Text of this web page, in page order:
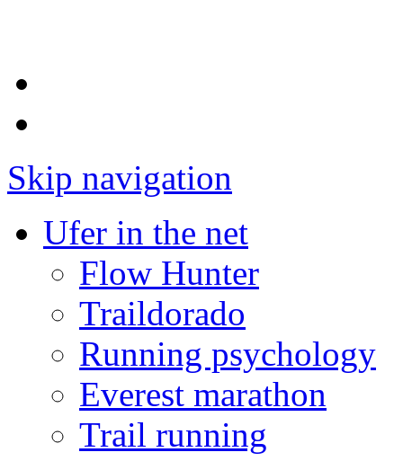
Skip navigation
Ufer in the net
Flow Hunter
Traildorado
Running psychology
Everest marathon
Trail running